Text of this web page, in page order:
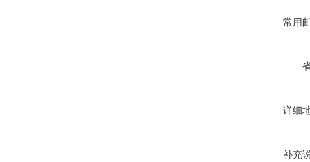
常用
详细
补充